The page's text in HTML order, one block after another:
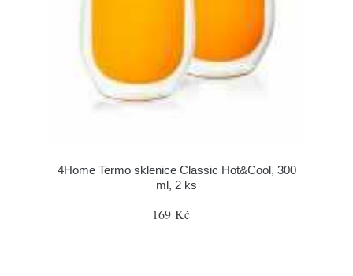
4Home Termo sklenice Classic Hot&Cool, 300
ml, 2 ks
169 Kč